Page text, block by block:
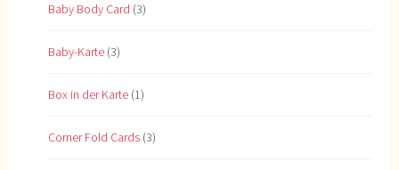
Baby Body Card (3)
Baby-Karte (3)
Box in der Karte (1)
Corner Fold Cards (3)